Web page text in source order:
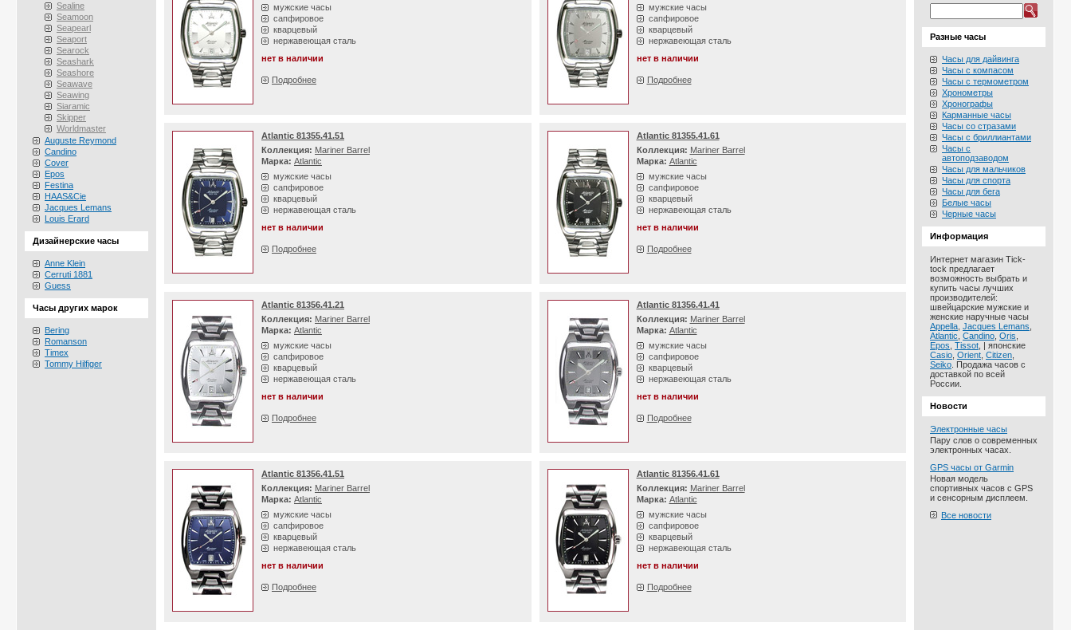
Sealine
Seamoon
Seapearl
Seaport
Searock
Seashark
Seashore
Seawave
Seawing
Siaramic
Skipper
Worldmaster
Auguste Reymond
Candino
Cover
Epos
Festina
HAAS&Cie
Jacques Lemans
Louis Erard
Дизайнерские часы
Anne Klein
Cerruti 1881
Guess
Часы других марок
Bering
Romanson
Timex
Tommy Hilfiger
мужские часы
сапфировое
кварцевый
нержавеющая сталь
нет в наличии
Подробнее
мужские часы
сапфировое
кварцевый
нержавеющая сталь
нет в наличии
Подробнее
Atlantic 81355.41.51
Коллекция: Mariner Barrel
Марка: Atlantic
мужские часы
сапфировое
кварцевый
нержавеющая сталь
нет в наличии
Подробнее
Atlantic 81355.41.61
Коллекция: Mariner Barrel
Марка: Atlantic
мужские часы
сапфировое
кварцевый
нержавеющая сталь
нет в наличии
Подробнее
Atlantic 81356.41.21
Коллекция: Mariner Barrel
Марка: Atlantic
мужские часы
сапфировое
кварцевый
нержавеющая сталь
нет в наличии
Подробнее
Atlantic 81356.41.41
Коллекция: Mariner Barrel
Марка: Atlantic
мужские часы
сапфировое
кварцевый
нержавеющая сталь
нет в наличии
Подробнее
Atlantic 81356.41.51
Коллекция: Mariner Barrel
Марка: Atlantic
мужские часы
сапфировое
кварцевый
нержавеющая сталь
нет в наличии
Подробнее
Atlantic 81356.41.61
Коллекция: Mariner Barrel
Марка: Atlantic
мужские часы
сапфировое
кварцевый
нержавеющая сталь
нет в наличии
Подробнее
Разные часы
Часы для дайвинга
Часы с компасом
Часы с термометром
Хронометры
Хронографы
Карманные часы
Часы со стразами
Часы с бриллиантами
Часы с
автоподзаводом
Часы для мальчиков
Часы для спорта
Часы для бега
Белые часы
Черные часы
Информация
Интернет магазин Tick-
tock предлагает
возможность выбрать и
купить часы лучших
производителей:
швейцарские мужские и
женские наручные часы
Appella Jacques Lemans
Atlantic Candino Oris
Epos Tissot , | японские
Casio Orient Citizen
Seiko . Продажа часов с
доставкой по всей
России.
Новости
Электронные часы
Пару слов о современных
электронных часах.
GPS часы от Garmin
Новая модель
спортивных часов с GPS
и сенсорным дисплеем.
Все новости